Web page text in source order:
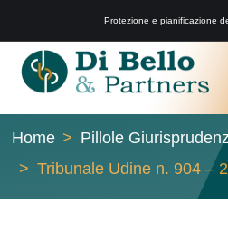
Protezione e pianificazione
Home
Pillole
Tribunale Udine n. 904 –